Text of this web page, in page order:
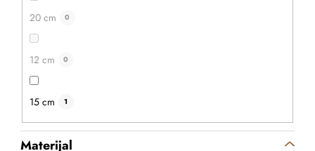
20 cm 0
12 cm 0
15 cm 1
Materijal